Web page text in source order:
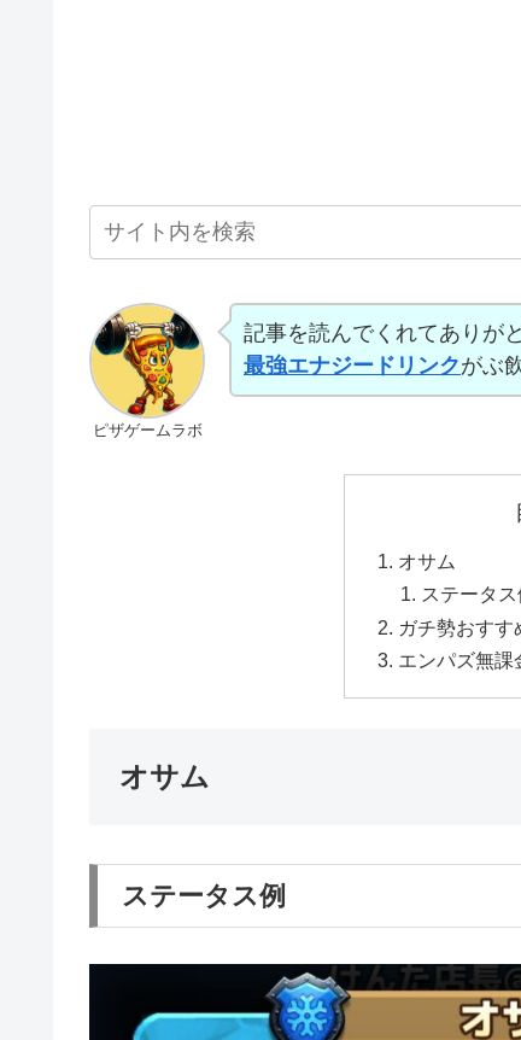
ピザゲームラボ
記事を読んでくれてありが
最強エナジードリンクがぶ
オサム
ステータス
ガチ勢おす
エンパズ無課
オサム
ステータス例